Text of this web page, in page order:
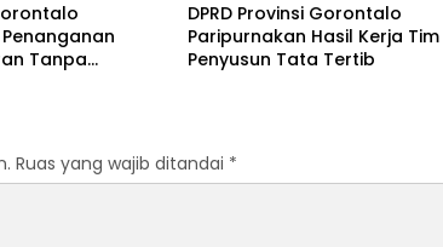
Tanpa
DPRD Provinsi Gorontalo
Paripurnakan Hasil Kerja Tim
Penyusun Tata Tertib
Ruas yang wajib ditandai *